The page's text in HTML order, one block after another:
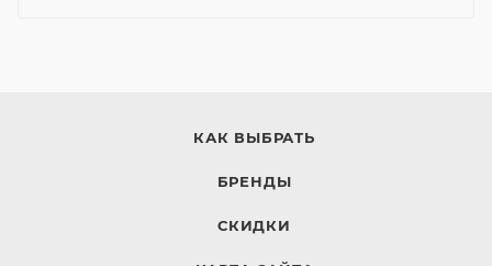
КАК ВЫБРАТЬ
БРЕНДЫ
СКИДКИ